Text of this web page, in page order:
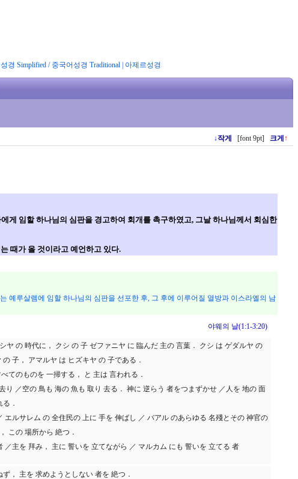
경 Simplified/ 중국어성경 Traditional| 아제르성경
↓작게 [font 9pt] 크게 ↑
게 임할 하나님의 심판을 경고하여 회개를 촉구하였고, 그날 하나님께서 회심한
때가 올 것이라고 예언하고 있다.
예루살렘에 임할 하나님의 심판을 선포한 후, 그 후에 이루어질 열방과 이스라엘의 남
야웨의 날(1:1-3:20)
ヤ の 時代に， クシ の 子 ゼファニヤ に 臨んだ 主の 言葉． クシ は ゲダルヤ の
子， アマルヤ は ヒズキヤ の 子である．
てのものを 一掃する， と 主は 言われる．
り ／空の 鳥も 海の 魚も 取り 去る． 神に 逆らう 者をつまずかせ ／人を 地の 面
．
エルサレム の 全住民の 上に 手を 伸ばし ／ バアル のあらゆる 名殘とその 神官の
この 場所から 絶つ．
／主を 拜み， 主に 誓いを 立てながら ／ マルカム にも 誓いを 立てる 者
， 主を 求めようとしない 者を 絶つ．